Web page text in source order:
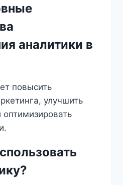
аналитики в
повысить
улучшить
оптимизировать